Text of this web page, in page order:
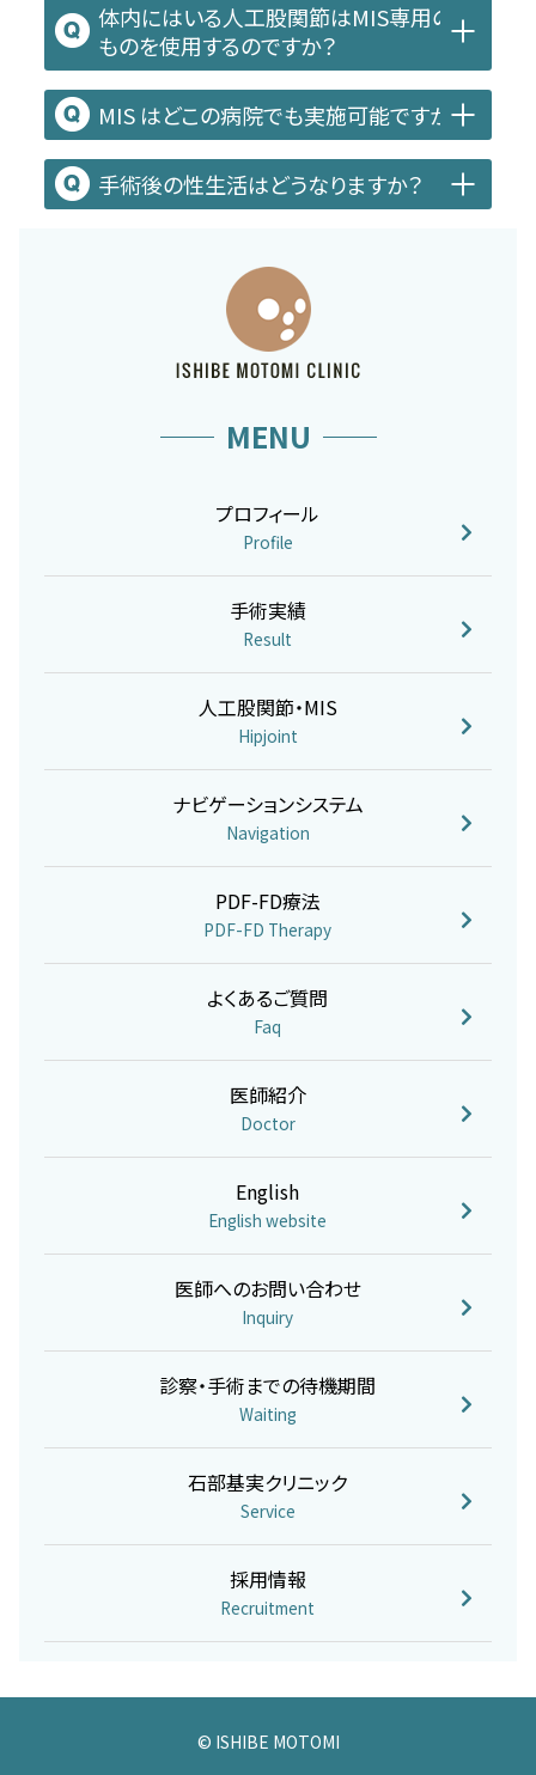
体内にはいる人工股関節はMIS専用の
ものを使用するのですか？
MIS はどこの病院でも実施可能ですか？
手術後の性生活はどうなりますか？
MENU
プロフィール
Profile
手術実績
Result
人工股関節・MIS
Hipjoint
ナビゲーションシステム
Navigation
PDF-FD療法
PDF-FD Therapy
よくあるご質問
Faq
医師紹介
Doctor
English
English website
医師へのお問い合わせ
Inquiry
診察・手術までの待機期間
Waiting
石部基実クリニック
Service
採用情報
Recruitment
© ISHIBE MOTOMI